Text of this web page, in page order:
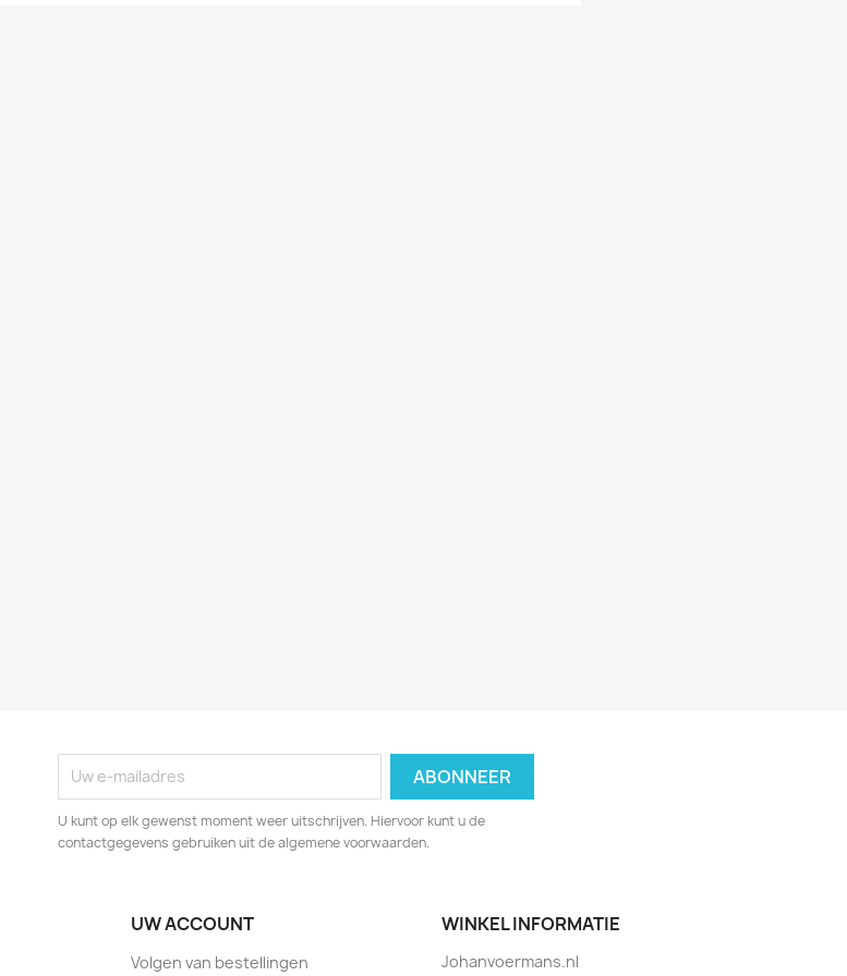
U kunt op elk gewenst moment weer uitschrijven. Hiervoor kunt u de
contactgegevens gebruiken uit de algemene voorwaarden.
UW ACCOUNT
Volgen van bestellingen
WINKEL INFORMATIE
Johanvoermans.nl